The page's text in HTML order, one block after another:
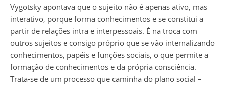
Vygotsky apontava que o sujeito não é apenas ativo, mas
interativo, porque forma conhecimentos e se constitui a
partir de relações intra e interpessoais. É na troca com
outros sujeitos e consigo próprio que se vão internalizando
conhecimentos, papéis e funções sociais, o que permite a
formação de conhecimentos e da própria consciência.
Trata-se de um processo que caminha do plano social –